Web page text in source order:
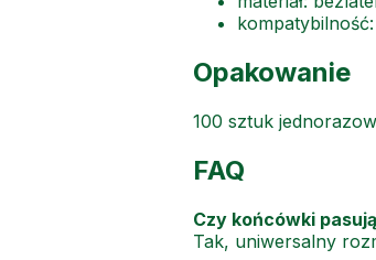
Opakowanie
100 sztuk
FAQ
Czy końcówki
Tak, uniwersalny